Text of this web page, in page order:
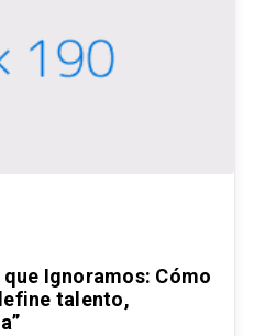
Ignoramos: Cómo
talento,